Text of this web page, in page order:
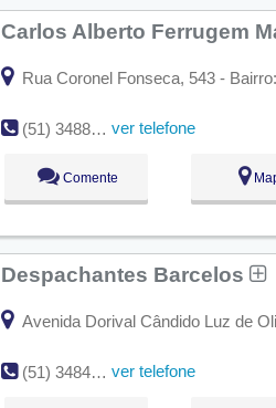
Carlos Alberto Ferrugem
Rua Coronel Fonseca, 543 -
(51) 3488-5326 ver telefone
Comente
Despachantes Barcelos
Avenida Dorival Cândido Luz de
(51) 3484-5099 ver telefone